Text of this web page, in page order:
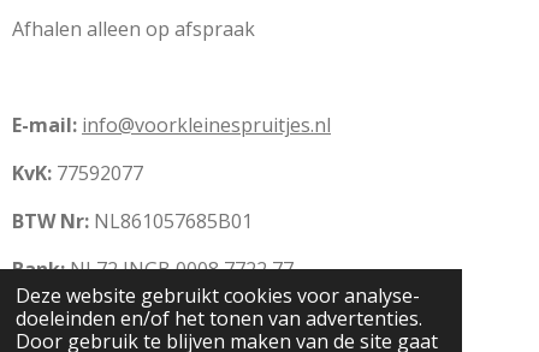
Deze website gebruikt cookies voor analyse-
doeleinden en/of het tonen van advertenties.
Door gebruik te blijven maken van de site gaat
Afhalen alleen op afspraak
E-mail: info@voorkleinespruitjes.nl
KvK: 77592077
BTW Nr: NL861057685B01
Bank:NL72 INGB 0008 7722 77
© 2020 Voor Kleine Spruitjes: Babyproducten,
babykleding en (kraam)cadeau's